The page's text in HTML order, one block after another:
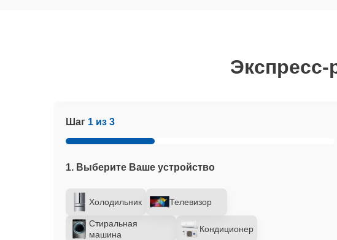
Экспресс-
Шаг 1 из 3
1. Выберите Ваше устройство
Холодильник Телевизор
Стиральная
машина
Кондиционер